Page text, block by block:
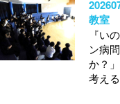
教室
『い
ン病
か？
考え